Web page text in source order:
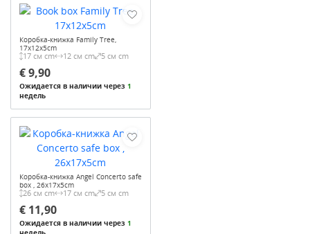
Коробка-книжка Family Tree,
17x12x5cm
17 см cm 12 см cm 5 см cm
€ 9,90
Ожидается в наличии через 1
недель
Коробка-книжка Angel Concerto safe
box , 26x17x5cm
26 см cm 17 см cm 5 см cm
€ 11,90
Ожидается в наличии через 1